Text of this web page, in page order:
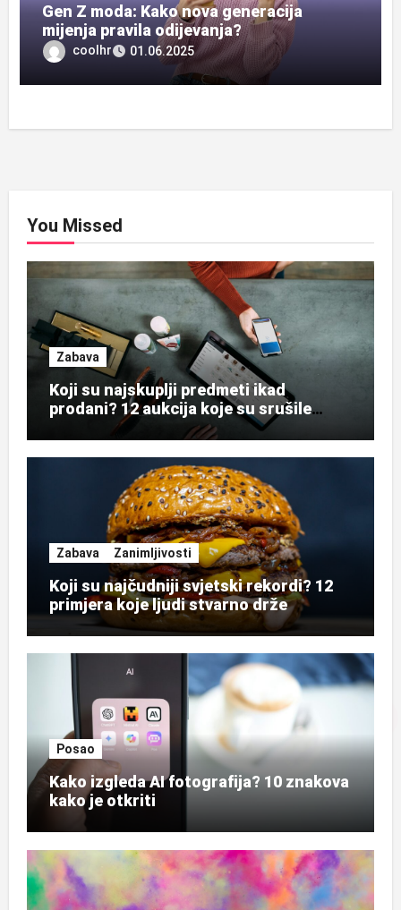
Gen Z moda: Kako nova generacija
mijenja pravila odijevanja?
coolhr 01.06.2025
You Missed
Zabava
Koji su najskuplji predmeti ikad
prodani? 12 aukcija koje su srušile
Zabava Zanimljivosti
Koji su najčudniji svjetski rekordi? 12
primjera koje ljudi stvarno drže
Posao
Kako izgleda AI fotografija? 10 znakova
kako je otkriti